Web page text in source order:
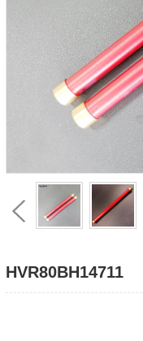
HVR80BH14711